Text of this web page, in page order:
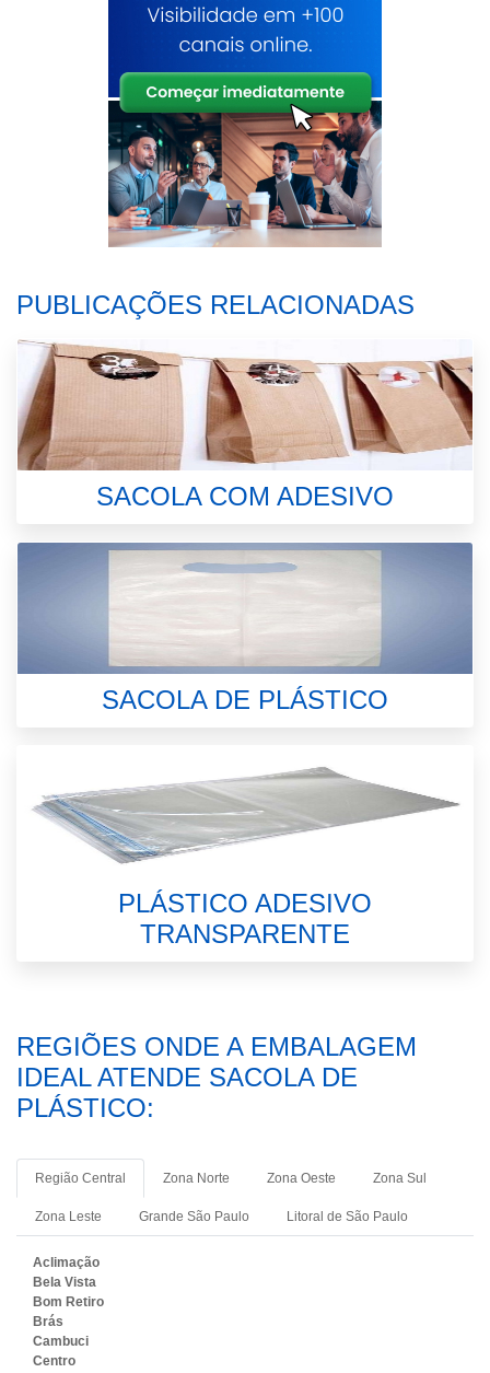
PUBLICAÇÕES RELACIONADAS
SACOLA COM ADESIVO
SACOLA DE PLÁSTICO
PLÁSTICO ADESIVO
TRANSPARENTE
REGIÕES ONDE A EMBALAGEM
IDEAL ATENDE SACOLA DE
PLÁSTICO:
Região Central Zona Norte Zona Oeste Zona Sul
Zona Leste Grande São Paulo Litoral de São Paulo
Aclimação
Bela Vista
Bom Retiro
Brás
Cambuci
Centro